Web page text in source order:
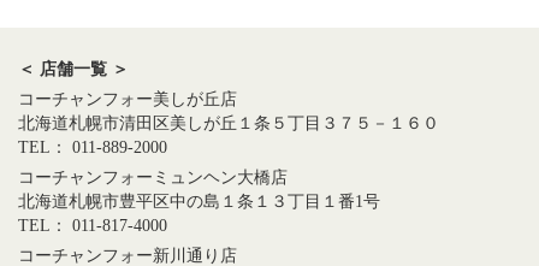
＜ 店舗一覧 ＞
コーチャンフォー美しが丘店
北海道札幌市清田区美しが丘１条５丁目３７５－１６０
TEL： 011-889-2000
コーチャンフォーミュンヘン大橋店
北海道札幌市豊平区中の島１条１３丁目１番1号
TEL： 011-817-4000
コーチャンフォー新川通り店